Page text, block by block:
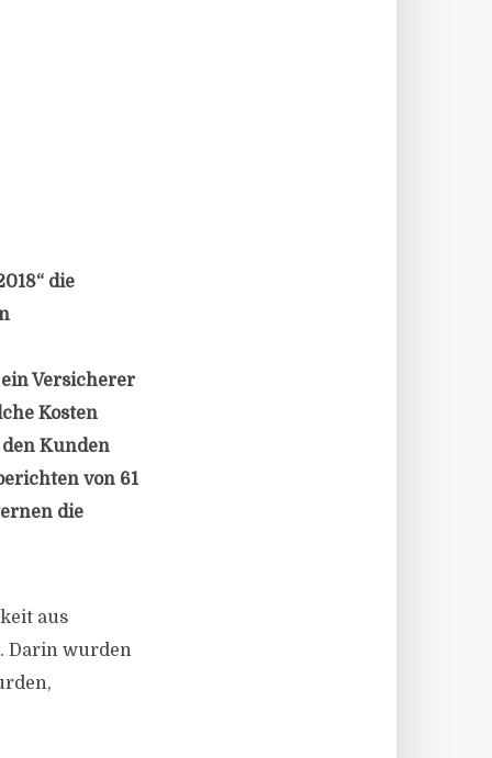
die
Versicherer
Kosten
Kunden
von 61
die
aus
Darin wurden